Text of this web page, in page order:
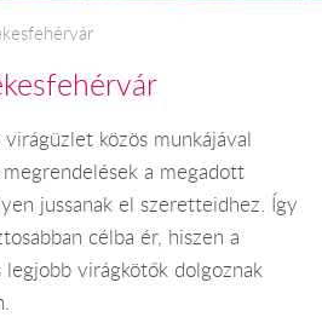
közös munkájával
a megadott
jussanak el szeretteidhez. Így
célba ér, hiszen a
virágkötők dolgoznak